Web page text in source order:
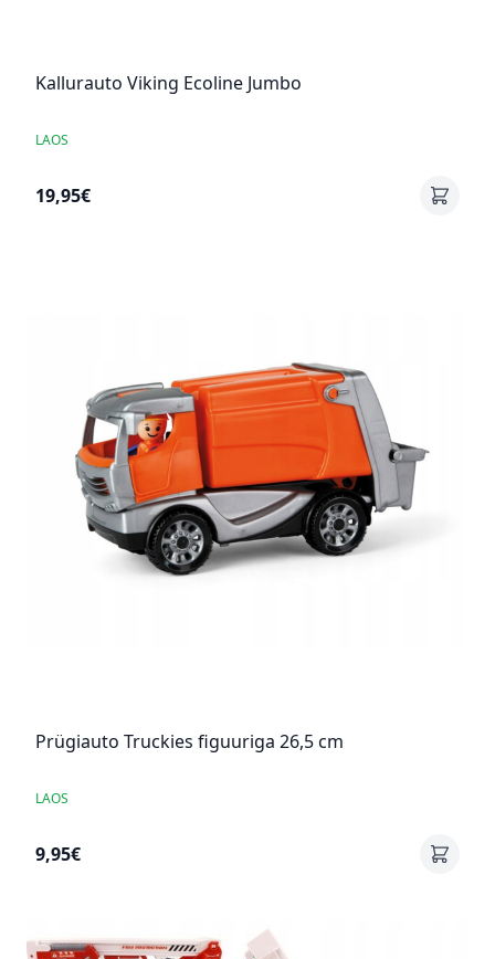
Kallurauto Viking Ecoline Jumbo
LAOS
19,95€
Prügiauto Truckies figuuriga 26,5 cm
LAOS
9,95€